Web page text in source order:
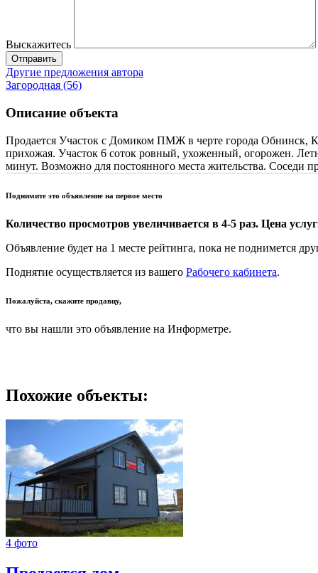
Выскажитесь
Отправить
Другие предложения автора
Загородная (56)
Описание объекта
Продается Участок с Домиком ПМЖ в черте города Обнинск,
прихожая. Участок 6 соток ровный, ухоженный, огорожен.
минут. Возможно для постоянного места жительства. Соседи
Поднимите это объявление на первое место
Количество просмотров увеличивается в 4-5 раз. Цена
Объявление будет на 1 месте рейтинга, пока не поднимется
Поднятие осуществляется из вашего Рабочего кабинета.
Пожалуйста, скажите продавцу,
что вы нашли это объявление на Информетре.
Похожие объекты:
4 фото